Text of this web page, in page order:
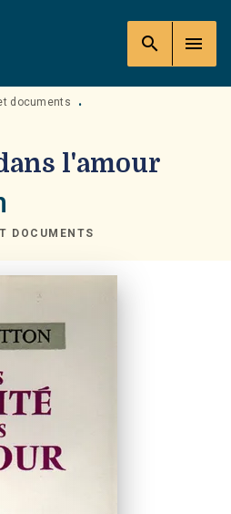
search menu
documents
•
l'amour
DOCUMENTS